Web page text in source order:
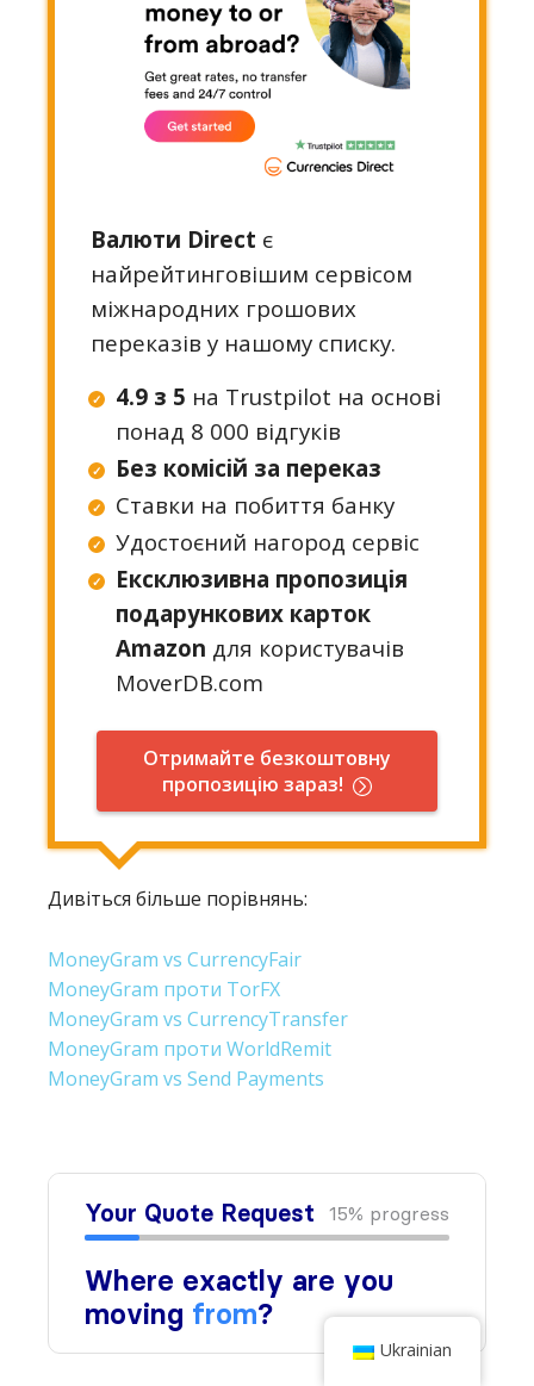
Валюти Direct є
найрейтинговішим сервісом
міжнародних грошових
переказів у нашому списку.
4.9 з 5 на Trustpilot на основі
понад 8 000 відгуків
Без комісій за переказ
Ставки на побиття банку
Удостоєний нагород сервіс
Ексклюзивна пропозиція
подарункових карток
Amazon для користувачів
MoverDB.com
Отримайте безкоштовну
пропозицію зараз!
Дивіться більше порівнянь:
MoneyGram vs CurrencyFair
MoneyGram проти TorFX
MoneyGram vs CurrencyTransfer
MoneyGram проти WorldRemit
MoneyGram vs Send Payments
Ukrainian